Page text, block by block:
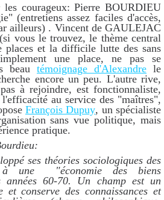
courageux: Pierre BOURDIEU
(entretiens assez faciles d'accès,
ailleurs) . Vincent de GAULEJAC
vous le trouvez, le thème central
places et la difficile lutte des sans
une place, ne pas se
beau témoignage d'Alexandre le
encore un peu. L'autre rive,
à rejoindre, est fonctionnaliste,
au service des "maîtres",
François Dupuy, un spécialiste
sans vue politique, mais
pratique.
ses théories sociologiques des
à une "économie des biens
années 60-70. Un champ est un
et conserve des connaissances et